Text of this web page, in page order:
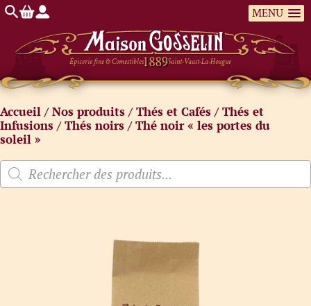
MENU
Épicerie fine & Comestibles Saint-Vaast-La-Hougue
Accueil /Nos produits /Thés et Cafés /Thés et
Infusions /Thés noirs / Thé noir « les portes du
soleil »